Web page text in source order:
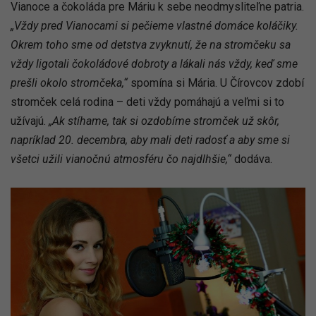
Vianoce a čokoláda pre Máriu k sebe neodmysliteľne patria.
„Vždy pred Vianocami si pečieme vlastné domáce koláčiky.
Okrem toho sme od detstva zvyknutí, že na stromčeku sa
vždy ligotali čokoládové dobroty a lákali nás vždy, keď sme
prešli okolo stromčeka,“ spomína si Mária. U Čírovcov zdobí
stromček celá rodina – deti vždy pomáhajú a veľmi si to
užívajú. „Ak stíhame, tak si ozdobíme stromček už skôr,
napríklad 20. decembra, aby mali deti radosť a aby sme si
všetci užili vianočnú atmosféru čo najdlhšie,“ dodáva.